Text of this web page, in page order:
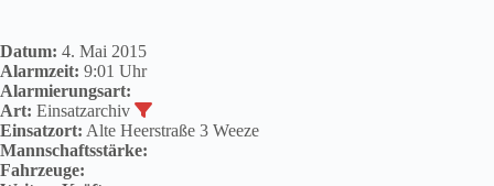
Datum: 4. Mai 2015
Alarmzeit: 9:01 Uhr
Alarmierungsart:
Art: Einsatzarchiv
Einsatzort: Alte Heerstraße 3 Weeze
Mannschaftsstärke:
Fahrzeuge: